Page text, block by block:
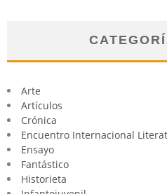
Arte
Artículos
Crónica
Encuentro Internacional
Ensayo
Fantástico
Historieta